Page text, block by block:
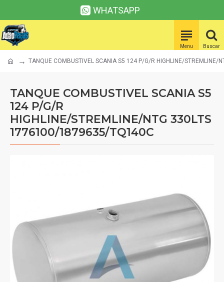
WHATSAPP
TANQUE COMBUSTIVEL SCANIA S5 124 P/G/R HIGHLINE/
TANQUE COMBUSTIVEL SCANIA S5
124 P/G/R
HIGHLINE/STREMLINE/NTG 330LTS
1776100/1879635/TQ140C